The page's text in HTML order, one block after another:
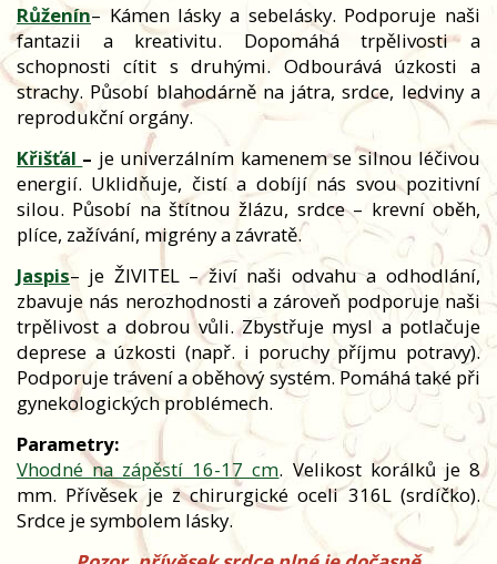
Růženín– Kámen lásky a sebelásky. Podporuje naši
fantazii a kreativitu. Dopomáhá trpělivosti a
schopnosti cítit s druhými. Odbourává úzkosti a
strachy. Působí blahodárně na játra, srdce, ledviny a
reprodukční orgány.
Křišťál – je univerzálním kamenem se silnou léčivou
energií. Uklidňuje, čistí a dobíjí nás svou pozitivní
silou. Působí na štítnou žlázu, srdce – krevní oběh,
plíce, zažívání, migrény a závratě.
Jaspis– je ŽIVITEL – živí naši odvahu a odhodlání,
zbavuje nás nerozhodnosti a zároveň podporuje naši
trpělivost a dobrou vůli. Zbystřuje mysl a potlačuje
deprese a úzkosti (např. i poruchy příjmu potravy).
Podporuje trávení a oběhový systém. Pomáhá také při
gynekologických problémech.
Parametry:
Vhodné na zápěstí 16-17 cm. Velikost korálků je 8
mm. Přívěsek je z chirurgické oceli 316L (srdíčko).
Srdce je symbolem lásky.